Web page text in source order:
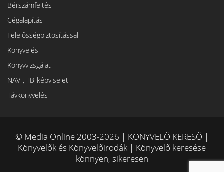
Bérszámfejtés
Cégalapítás
Felelősségbiztosítással
Könyvelés
Könyvvizsgálat
NAV-, TB-képviselet
Távkönyvelés
© Media Online 2003-2026 | KÖNYVELŐ KERESŐ |
Könyvelők és Könyvelőirodák | Könyvelő keresése
könnyen, sikeresen